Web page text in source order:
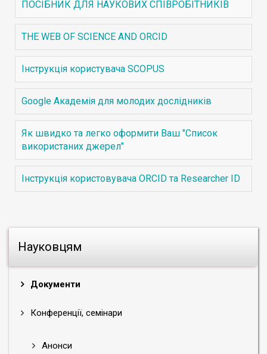
Науковцям
Документи
Конференції, семінари
Анонси
ПОСІБНИК ДЛЯ НАУКОВИХ СПІВРОБІТНИКІВ
THE WEB OF SCIENCE AND ORCID
Інструкція користувача SCOPUS
Google Академія для молодих дослідників
Як швидко та легко оформити Ваш "Список
використаних джерел"
Інструкція користовувача ORCID та Researcher ID